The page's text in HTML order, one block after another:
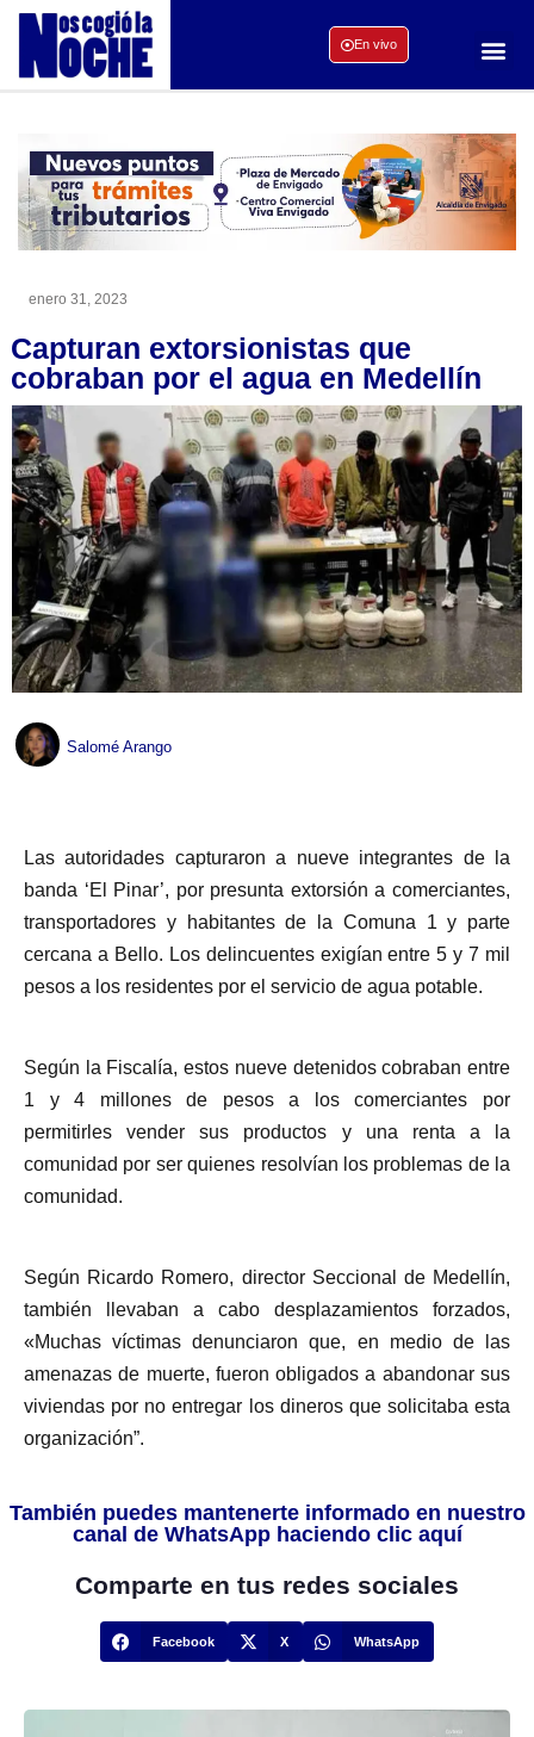
En vivo
enero 31, 2023
Capturan extorsionistas que
cobraban por el agua en Medellín
Salomé Arango
Las autoridades capturaron a nueve integrantes de la
banda ‘El Pinar’, por presunta extorsión a comerciantes,
transportadores y habitantes de la Comuna 1 y parte
cercana a Bello. Los delincuentes exigían entre 5 y 7 mil
pesos a los residentes por el servicio de agua potable.
Según la Fiscalía, estos nueve detenidos cobraban entre
1 y 4 millones de pesos a los comerciantes por
permitirles vender sus productos y una renta a la
comunidad por ser quienes resolvían los problemas de la
comunidad.
Según Ricardo Romero, director Seccional de Medellín,
también llevaban a cabo desplazamientos forzados,
«Muchas víctimas denunciaron que, en medio de las
amenazas de muerte, fueron obligados a abandonar sus
viviendas por no entregar los dineros que solicitaba esta
organización”.
También puedes mantenerte informado en nuestro
canal de WhatsApp haciendo clic aquí
Comparte en tus redes sociales
Facebook X WhatsApp